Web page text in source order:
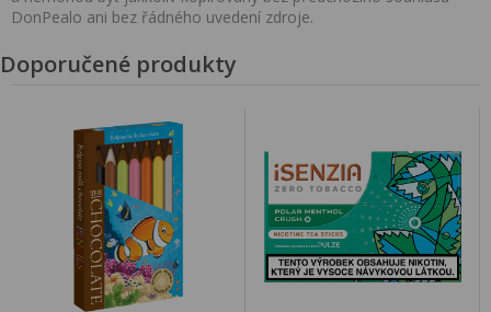
DonPealo ani bez řádného uvedení zdroje.
Doporučené produkty